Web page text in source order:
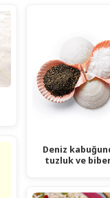
Deniz
tuzluk ve